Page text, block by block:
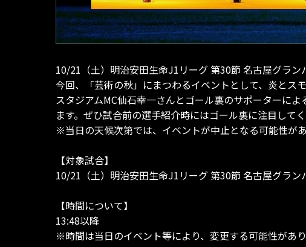
10/21（土）明治安田生命J1リーグ 第30節 名古屋グラ
今回、「芸術の秋」にまつわるイベントとして、炎とス
スタジアムMC仙石幸一さんとゴール裏のサポーターに
ます。ぜひ試合前の選手紹介時にはゴール裏に注目してく
※当日の天候次第では、イベントが中止となる可能性があ
【対象試合】
10/21（土）明治安田生命J1リーグ 第30節 名古屋グラン
【時間について】
13:48以降
※時間は当日のイベント等により、変更する可能性があり